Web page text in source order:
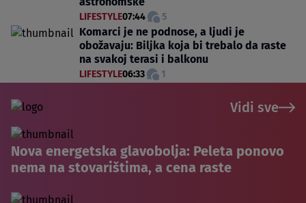
LIFESTYLE07:44 5
Komarci je ne podnose, a ljudi je
obožavaju: Biljka koja bi trebalo da raste
na svakoj terasi i balkonu
LIFESTYLE06:33 1
Vidi sve
Nova energetska glavobolja: Peleta ponovo
nema na stovarištima, a cena raste